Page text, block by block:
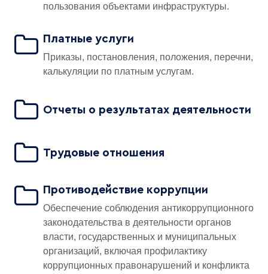
пользования объектами инфраструктуры.
Платные услуги
Приказы, постановления, положения, перечни,
калькуляции по платным услугам.
Отчеты о результатах деятельности
Трудовые отношения
Противодействие коррупции
Обеспечение соблюдения антикоррупционного
законодательства в деятельности органов
власти, государственных и муниципальных
организаций, включая профилактику
коррупционных правонарушений и конфликта